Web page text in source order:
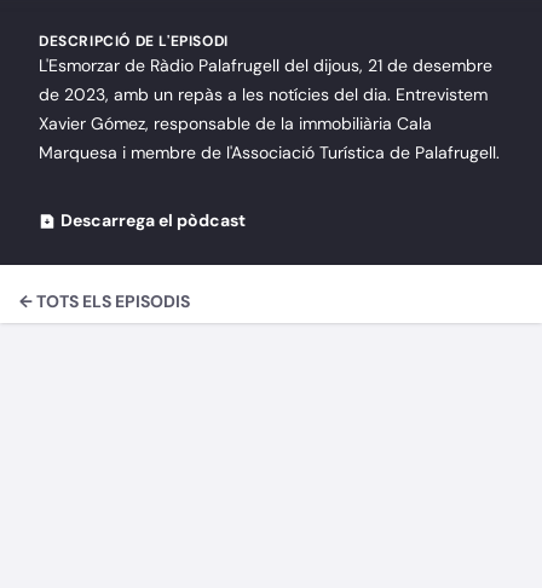
DESCRIPCIÓ DE L'EPISODI
L'Esmorzar de Ràdio Palafrugell del dijous, 21 de desembre
de 2023, amb un repàs a les notícies del dia. Entrevistem
Xavier Gómez, responsable de la immobiliària Cala
Marquesa i membre de l'Associació Turística de Palafrugell.
Descarrega el pòdcast
← TOTS ELS EPISODIS